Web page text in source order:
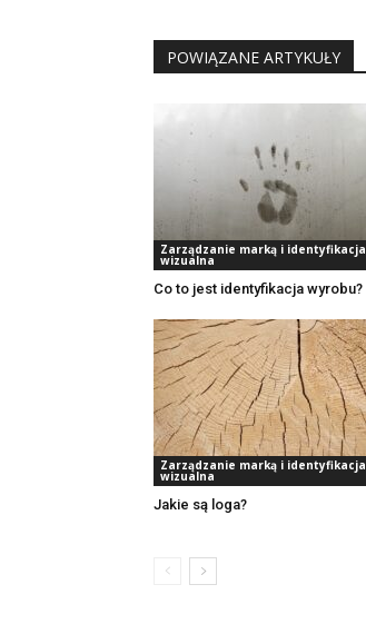
POWIĄZANE ARTYKUŁY
Zarządzanie marką i identyfikacja
wizualna
Co to jest identyfikacja wyrobu?
Zarządzanie marką i identyfikacja
wizualna
Jakie są loga?